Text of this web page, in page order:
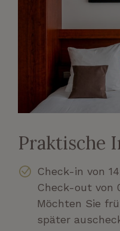
Praktische
Check-in von
Check-out von
Möchten Sie
später